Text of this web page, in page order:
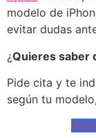
modelo de
evitar dudas
¿Quieres saber
Pide cita y te
según tu